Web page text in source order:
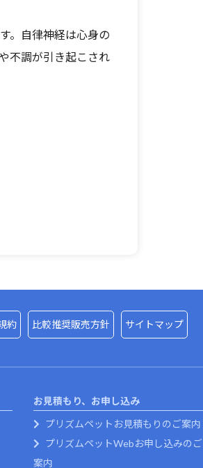
。自律神経は心身の
不調が引き起こされ
約 比較推奨販売方針 サイトマップ
お見積もり、お申し込み
プリズムペットお見積もりのご案内
プリズムペットWebお申し込みのご
案内